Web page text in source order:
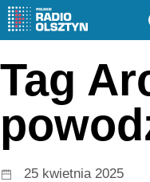
Tag
25 kwietnia 2025